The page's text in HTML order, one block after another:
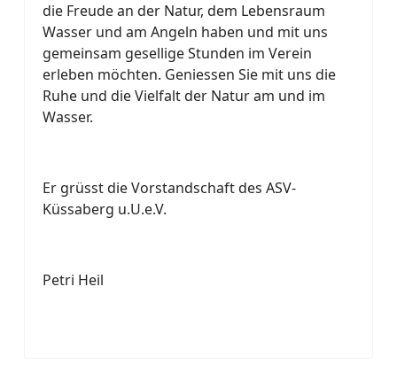
die Freude an der Natur, dem Lebensraum
Wasser und am Angeln haben und mit uns
gemeinsam gesellige Stunden im Verein
erleben möchten. Geniessen Sie mit uns die
Ruhe und die Vielfalt der Natur am und im
Wasser.
Er grüsst die Vorstandschaft des ASV-
Küssaberg u.U.e.V.
Petri Heil